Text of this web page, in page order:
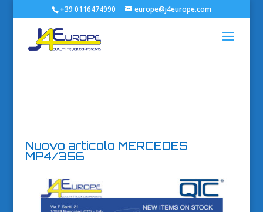
+39 0116474990 europe@j4europe.com
Nuovo articolo MERCEDES
MP4/356